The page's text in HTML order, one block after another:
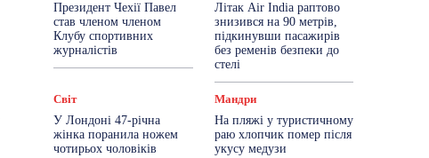
Президент Чехії Павел
став членом членом
Клубу спортивних
журналістів
Літак Air India раптово
знизився на 90 метрів,
підкинувши пасажирів
без ременів безпеки до
стелі
Світ
У Лондоні 47-річна
жінка поранила ножем
чотирьох чоловіків
Мандри
На пляжі у туристичному
раю хлопчик помер після
укусу медузи